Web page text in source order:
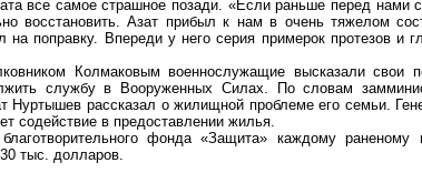
все самое страшное позади. «Если раньше перед нами
восстановить. Азат прибыл к нам в очень тяжелом
поправку. Впереди у него серия примерок протезов и
Колмаковым военнослужащие высказали свои
службу в Вооруженных Силах. По словам
Нуртышев рассказал о жилищной проблеме его семьи.
содействие в предоставлении жилья.
фонда «Защита» каждому раненому
тыс. долларов.